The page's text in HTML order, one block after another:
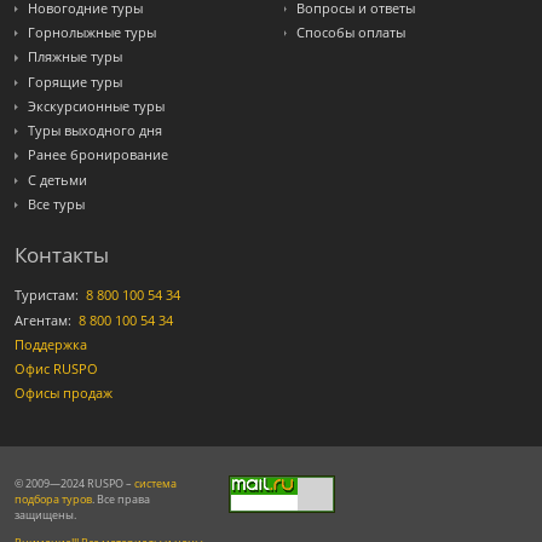
Новогодние туры
Горнолыжные туры
Пляжные туры
Горящие туры
Экскурсионные туры
Туры выходного дня
Ранее бронирование
С детьми
Все туры
Вопросы и ответы
Способы оплаты
Контакты
Туристам: 8 800 100 54 34
Агентам: 8 800 100 54 34
Поддержка
Офис RUSPO
Офисы продаж
© 2009—2024 RUSPO – система
подбора туров. Все права
защищены.